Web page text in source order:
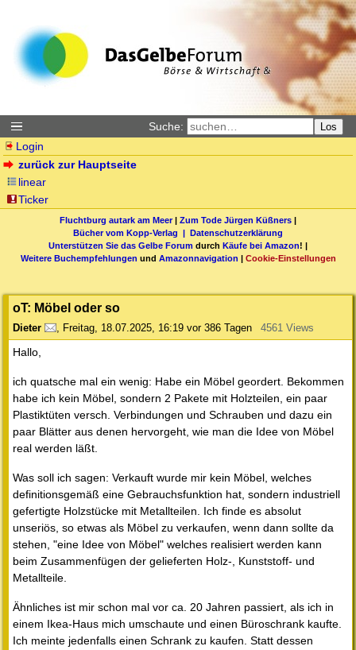
Suche: Los
Login
zurück zur Hauptseite
linear
Ticker
Fluchtburg autark am Meer| Zum Tode Jürgen Küßners |
Bücher vom Kopp-Verlag | Datenschutzerklärung
Unterstützen Sie das Gelbe Forum durch Käufe bei Amazon! |
Weitere Buchempfehlungen und Amazonnavigation | Cookie-Einstellungen
oT: Möbel oder so
Dieter , Freitag, 18.07.2025, 16:19 vor 386 Tagen 4561 Views
Hallo,
ich quatsche mal ein wenig: Habe ein Möbel geordert. Bekommen
habe ich kein Möbel, sondern 2 Pakete mit Holzteilen, ein paar
Plastiktüten versch. Verbindungen und Schrauben und dazu ein
paar Blätter aus denen hervorgeht, wie man die Idee von Möbel
real werden läßt.
Was soll ich sagen: Verkauft wurde mir kein Möbel, welches
definitionsgemäß eine Gebrauchsfunktion hat, sondern industriell
gefertigte Holzstücke mit Metallteilen. Ich finde es absolut
unseriös, so etwas als Möbel zu verkaufen, wenn dann sollte da
stehen, "eine Idee von Möbel" welches realisiert werden kann
beim Zusammenfügen der gelieferten Holz-, Kunststoff- und
Metallteile.
Ähnliches ist mir schon mal vor ca. 20 Jahren passiert, als ich in
einem Ikea-Haus mich umschaute und einen Büroschrank kaufte.
Ich meinte jedenfalls einen Schrank zu kaufen. Statt dessen